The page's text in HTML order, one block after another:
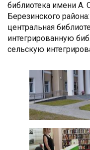
библиотека имени А.
Березинского
центральная
интегрированную
сельскую